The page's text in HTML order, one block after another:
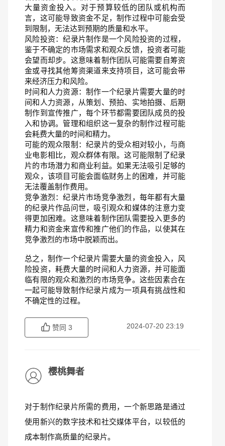
大量资金投入。对于预算较低的团队或机构而
言，这可能导致资金不足，制作过程中可能会受
到限制，无法达到预期的质量和水平。
风险投资：纪录片制作是一个风险投资的过程，
鉴于不确定的市场需求和观众反馈，投资者可能
会望而却步。这意味着制作团队可能需要自筹资
金或寻找其他筹资渠道来支持项目，这可能会带
来经济压力和风险。
时间和人力资源：制作一个纪录片需要大量的时
间和人力资源，从策划、预拍、实地拍摄、后期
制作到宣传推广，每个环节都需要团队成员的投
入和协调。管理和组织这一复杂的制作过程可能
会耗费大量的时间和精力。
可能的观众限制：纪录片的受众相对较小，与商
业电影相比，观众群体有限。这可能限制了纪录
片的市场潜力和商业利益。如果无法吸引足够的
观众，该项目可能会面临财务上的困难，并可能
无法覆盖制作费用。
竞争激烈：纪录片市场竞争激烈，每年都有大量
的纪录片作品问世，吸引观众和媒体的注意力变
得更加困难。这意味着制作团队需要投入更多的
精力和资金来宣传和推广他们的作品，以使其在
竞争激烈的市场中脱颖而出。
总之，制作一个纪录片需要大量的资金投入，风
险投资，耗费大量的时间和人力资源，并可能面
临有限的观众和激烈的市场竞争。这些因素合在
一起可能导致制作纪录片成为一项具有挑战性和
不确定性的过程。
赞同 3 2024-07-20 23:19
樱桃舞者
对于制作纪录片所需的费用，一个新思路是通过
使用新兴的数字技术和社交媒体平台，以较低的
成本制作高质量的纪录片。